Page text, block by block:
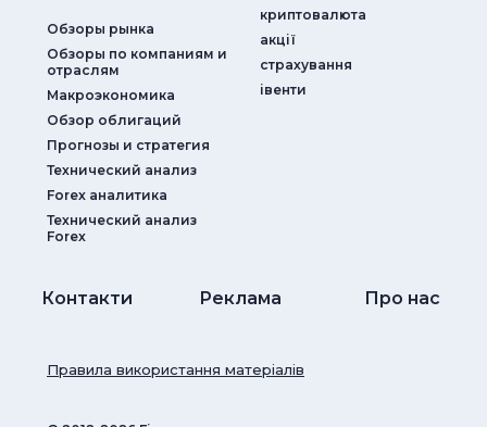
Обзоры рынка
Обзоры по компаниям и
отраслям
Макроэкономика
Обзор облигаций
Прогнозы и стратегия
Технический анализ
Forex аналитика
Технический анализ
Forex
криптовалюта
акції
страхування
iвенти
Контакти Реклама Про нас
Правила використання матеріалів